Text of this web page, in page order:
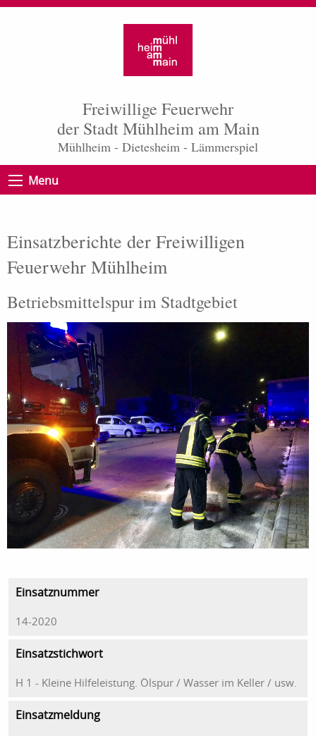
Freiwillige Feuerwehr
der Stadt Mühlheim am Main
Mühlheim - Dietesheim - Lämmerspiel
Menu
Einsatzberichte der Freiwilligen
Feuerwehr Mühlheim
Betriebsmittelspur im Stadtgebiet
Einsatznummer
14-2020
Einsatzstichwort
H 1 - Kleine Hilfeleistung. Ölspur / Wasser im Keller / usw.
Einsatzmeldung